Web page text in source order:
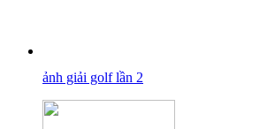
ảnh giải golf lần 2